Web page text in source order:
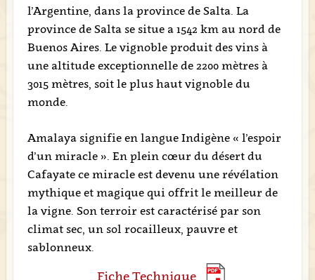
l’Argentine, dans la province de Salta. La
province de Salta se situe a 1542 km au nord de
Buenos Aires. Le vignoble produit des vins à
une altitude exceptionnelle de 2200 mètres à
3015 mètres, soit le plus haut vignoble du
monde.
Amalaya signifie en langue Indigène « l’espoir
d’un miracle ». En plein cœur du désert du
Cafayate ce miracle est devenu une révélation
mythique et magique qui offrit le meilleur de
la vigne. Son terroir est caractérisé par son
climat sec, un sol rocailleux, pauvre et
sablonneux.
Fiche Technique